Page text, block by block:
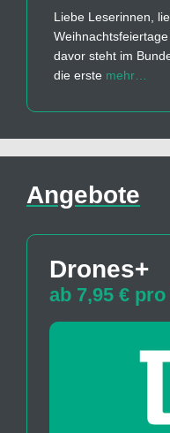
Liebe Leserinnen,
davor steht im
die erste mehr…
Angebote
Drones+
ab 7,95 €